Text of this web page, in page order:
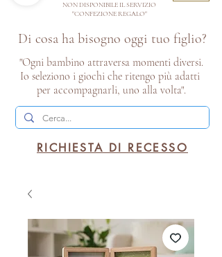
Di cosa ha bisogno oggi tuo figlio?
NON DISPONIBILE IL SERVIZIO
"CONFEZIONE REGALO"
"Ogni bambino attraversa momenti diversi.
Io seleziono i giochi che ritengo più adatti
per accompagnarli, uno alla volta".
RICHIESTA DI RECESSO